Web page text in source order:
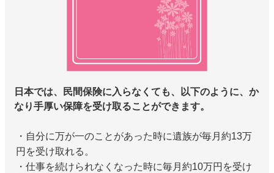
日本では、民間保険に入らなくても、以下のように、か
なり手厚い保障を受け取ることができます。
・自分に万が一のことがあった時に遺族が毎月約13万
円を受け取れる。
・仕事を続けられなくなった時に毎月約10万円を受け